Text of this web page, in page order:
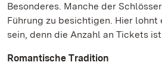
Besonderes. Manche der
Führung zu besichtigen. Hier lohnt
sein, denn die Anzahl an Tickets
Romantische Tradition